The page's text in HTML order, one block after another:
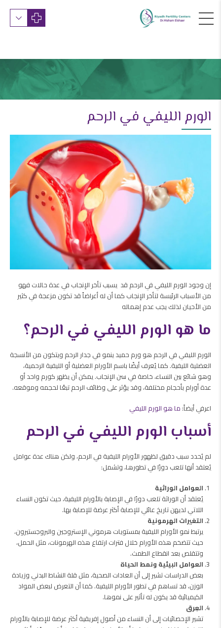
الورم الليفي في الرحم
إن وجود الورم الليفي في الرحم قد يسبب تأخر الإنجاب في عدة حالات فهو
من الأسباب الرئيسة لتأخر الإنجاب كما أن له أعراضاً قد تكون مزعجة في كثير
من الأحيان لذلك يجب عدم إهماله
ما هو الورم الليفي في الرحم؟
الورم الليفي في الرحم هو ورم حميد ينمو في جدار الرحم ويتكون من الأنسجة
العضلية الليفية. كما يُعرف أيضًا باسم الأورام العضلية أو الليفية الرحمية،
وهو شائع بين النساء، خاصة في سن الإنجاب. يمكن أن يظهر كورم واحد أو
عدة أورام بأحجام مختلفة، وقد يؤثر على وظائف الرحم تبعًا لحجمه وموقعه.
اعرفي أيضاً: ما هو الورم الليفي
أسباب الورم الليفي في الرحم
لم يُحدد سبب دقيق لظهور الأورام الليفية في الرحم، ولكن هناك عدة عوامل
يُعتقد أنها تلعب دورًا في تطورها، وتشمل:
العوامل الوراثية
يُعتقد أن الوراثة تلعب دورًا في الإصابة بالأورام الليفية، حيث تكون النساء
اللاتي لديهن تاريخ عائلي للإصابة أكثر عرضة للإصابة بها.
التغيرات الهرمونية
يرتبط نمو الأورام الليفية بمستويات هرموني الإستروجين والبروجستيرون،
حيث تتضخم هذه الأورام خلال فترات ارتفاع هذه الهرمونات، مثل الحمل،
وتتقلص بعد انقطاع الطمث.
العوامل البيئية ونمط الحياة
بعض الدراسات تشير إلى أن العادات الصحية، مثل قلة النشاط البدني وزيادة
الوزن، قد تساهم في تطور الأورام الليفية. كما أن التعرض لبعض المواد
الكيميائية قد يكون له تأثير على نموها.
العِرق
تشير الإحصائيات إلى أن النساء من أصول إفريقية أكثر عرضة للإصابة بالأورام